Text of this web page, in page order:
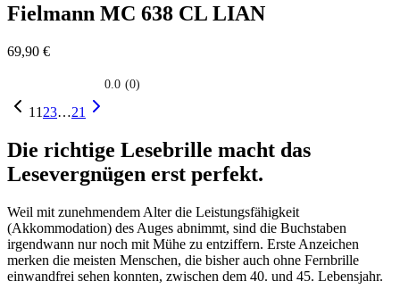
Fielmann MC 638 CL LIAN
69,90 €
0.0 (0)
su
stelle.
1 1 23…21
Die richtige Lesebrille macht das
Lesevergnügen erst perfekt.
Weil mit zunehmendem Alter die Leistungsfähigkeit
(Akkommodation) des Auges abnimmt, sind die Buchstaben
irgendwann nur noch mit Mühe zu entziffern. Erste Anzeichen
merken die meisten Menschen, die bisher auch ohne Fernbrille
einwandfrei sehen konnten, zwischen dem 40. und 45. Lebensjahr.